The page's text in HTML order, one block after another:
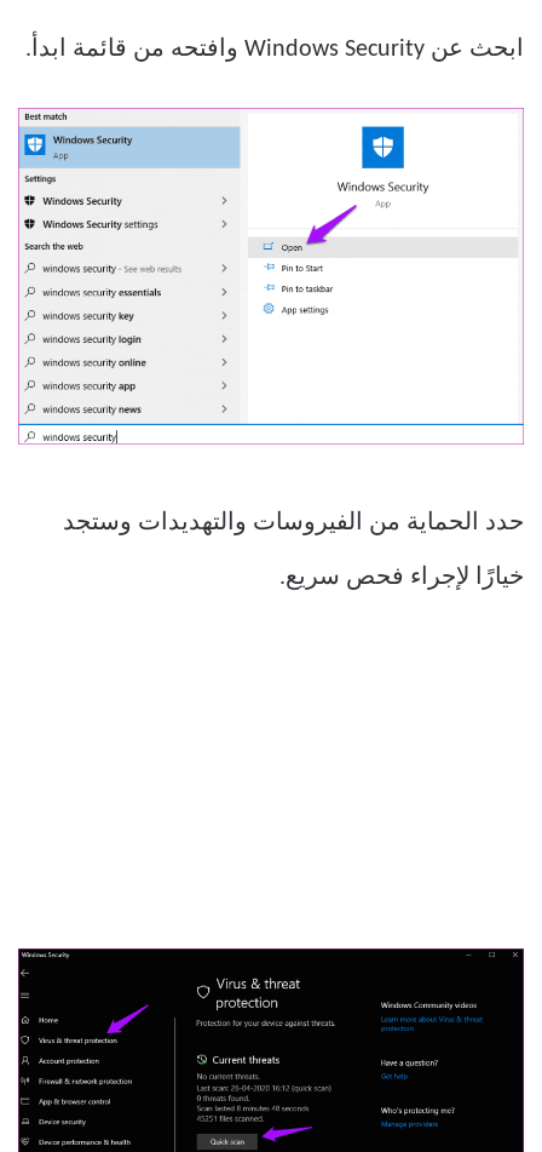
ابحث عن Windows Security وافتحه من قائمة ابدأ.
حدد الحماية من الفيروسات والتهديدات وستجد
خيارًا لإجراء فحص سريع.